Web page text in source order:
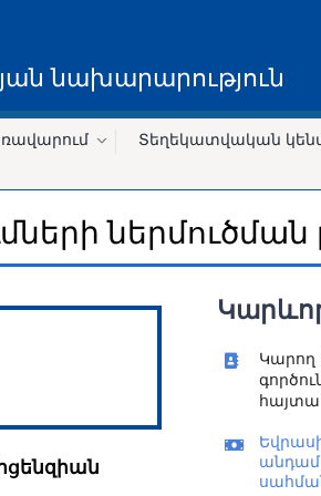
նախարարություն
Տեղեկատվական
ներմուծման
Կարող
անդամ